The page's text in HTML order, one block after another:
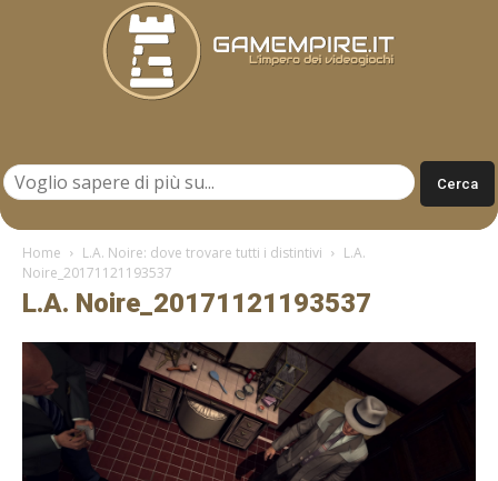
Home L.A. Noire: dove trovare tutti i distintivi
L.A.
Noire_20171121193537
L.A. Noire_20171121193537